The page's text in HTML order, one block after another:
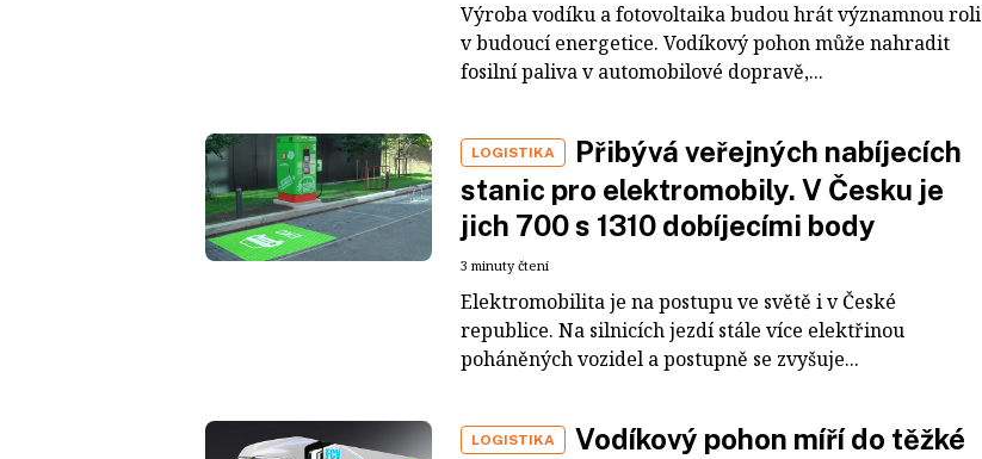
Výroba vodíku a fotovoltaika budou hrát významnou roli
v budoucí energetice. Vodíkový pohon může nahradit
fosilní paliva v automobilové dopravě,...
LOGISTIKA
Přibývá veřejných nabíjecích
stanic pro elektromobily. V Česku je
jich 700 s 1310 dobíjecími body
3 minuty čtení
Elektromobilita je na postupu ve světě i v České
republice. Na silnicích jezdí stále více elektřinou
poháněných vozidel a postupně se zvyšuje...
LOGISTIKA
Vodíkový pohon míří do těžké